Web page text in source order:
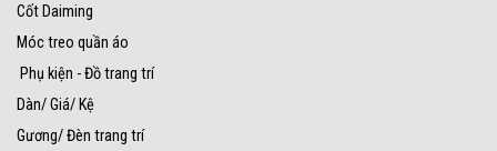
Cốt Daiming
Móc treo quần áo
Phụ kiện - Đồ trang trí
Dàn/ Giá/ Kệ
Gương/ Đèn trang trí